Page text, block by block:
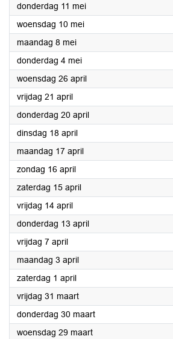
donderdag 11 mei2023
woensdag 10 mei2023
maandag 8 mei2023
donderdag 4 mei2023
woensdag 26 april2023
vrijdag 21 april2023
donderdag 20 april2023
dinsdag 18 april2023
maandag 17 april2023
zondag 16 april2023
zaterdag 15 april2023
vrijdag 14 april2023
donderdag 13 april2023
vrijdag 7 april2023
maandag 3 april2023
zaterdag 1 april2023
vrijdag 31 maart2023
donderdag 30 maart2023
woensdag 29 maart2023